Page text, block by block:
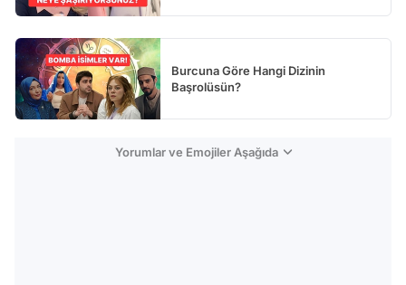
Burcuna Göre Hangi Dizinin
Başrolüsün?
Yorumlar ve Emojiler Aşağıda